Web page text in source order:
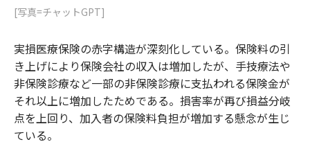
[写真=チャットGPT]
実損医療保険の赤字構造が深刻化している。保険料の引
き上げにより保険会社の収入は増加したが、手技療法や
非保険診療など一部の非保険診療に支払われる保険金が
それ以上に増加したためである。損害率が再び損益分岐
点を上回り、加入者の保険料負担が増加する懸念が生じ
ている。